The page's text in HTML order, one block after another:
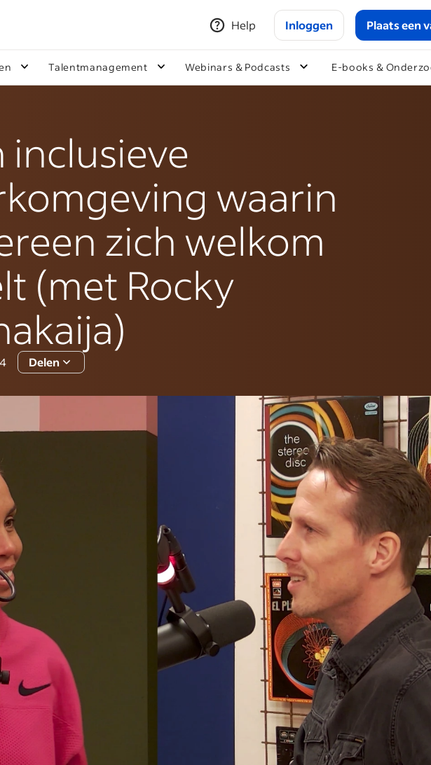
Help Inloggen Plaats een
Talentmanagement Webinars & Podcasts E-books &
inclusieve
waarin
zich welkom
(met Rocky
Delen